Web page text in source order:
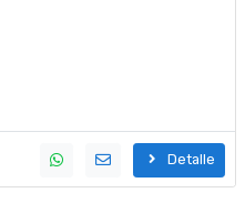
Detalle